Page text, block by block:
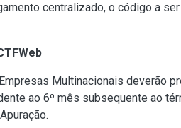
centralizado, o código a
Multinacionais deverão
ao 6º mês subsequente ao